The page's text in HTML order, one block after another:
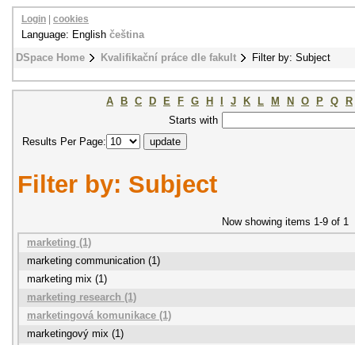
DSpace Home Kvalifikační práce dle fakult Filter by: Subject
Login cookies
Language: English čeština
A B C D E F G H J K L M N O P Q
R
Starts with
Results Per Page:
Filter by: Subject
Now showing items 1-9 of 1
marketing (1)
marketing communication (1)
marketing mix (1)
marketing research (1)
marketingová komunikace (1)
marketingový mix (1)